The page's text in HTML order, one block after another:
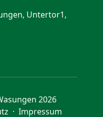
Untertor1,
2026
· Impressum